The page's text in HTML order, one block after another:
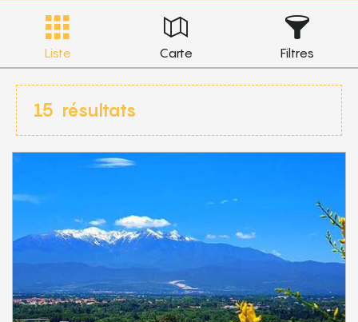
Liste Carte Filtres
15 résultats